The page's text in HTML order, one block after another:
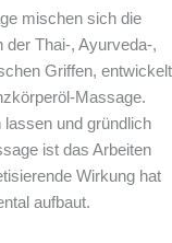
mischen sich die
der Thai-, Ayurveda-,
Griffen, entwickelt
Massage.
lassen und gründlich
ist das Arbeiten
Wirkung hat
aufbaut.